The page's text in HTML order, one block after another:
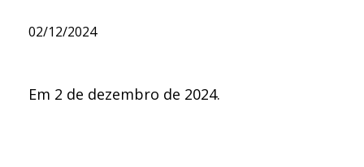
02/12/2024
Em 2 de dezembro de 2024.